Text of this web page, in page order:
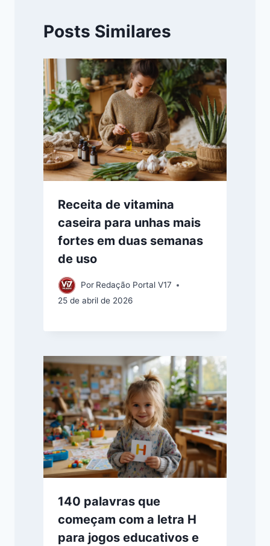
Posts Similares
Receita de vitamina
caseira para unhas mais
fortes em duas semanas
de uso
Por Redação Portal V17
25 de abril de 2026
140 palavras que
começam com a letra H
para jogos educativos e